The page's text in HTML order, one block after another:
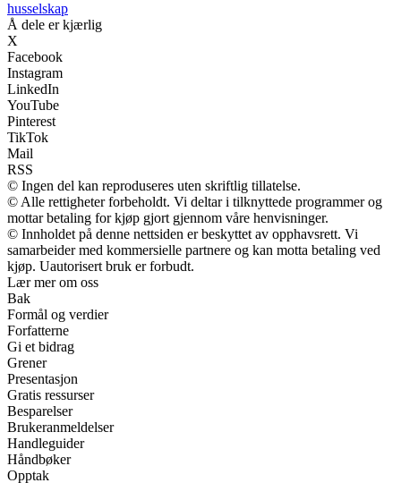
husselskap
Å dele er kjærlig
X
Facebook
Instagram
LinkedIn
YouTube
Pinterest
TikTok
Mail
RSS
© Ingen del kan reproduseres uten skriftlig tillatelse.
© Alle rettigheter forbeholdt. Vi deltar i tilknyttede programmer og
mottar betaling for kjøp gjort gjennom våre henvisninger.
© Innholdet på denne nettsiden er beskyttet av opphavsrett. Vi
samarbeider med kommersielle partnere og kan motta betaling ved
kjøp. Uautorisert bruk er forbudt.
Lær mer om oss
Bak
Formål og verdier
Forfatterne
Gi et bidrag
Grener
Presentasjon
Gratis ressurser
Besparelser
Brukeranmeldelser
Handleguider
Håndbøker
Opptak